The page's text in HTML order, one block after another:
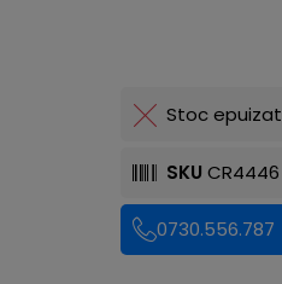
Stoc epuizat
SKU CR4446
0730.556.787